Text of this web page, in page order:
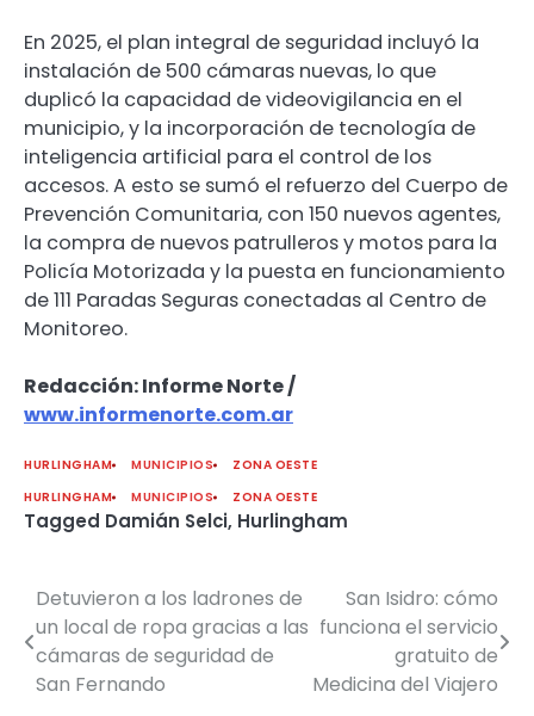
En 2025, el plan integral de seguridad incluyó la
instalación de 500 cámaras nuevas, lo que
duplicó la capacidad de videovigilancia en el
municipio, y la incorporación de tecnología de
inteligencia artificial para el control de los
accesos. A esto se sumó el refuerzo del Cuerpo de
Prevención Comunitaria, con 150 nuevos agentes,
la compra de nuevos patrulleros y motos para la
Policía Motorizada y la puesta en funcionamiento
de 111 Paradas Seguras conectadas al Centro de
Monitoreo.
Redacción: Informe Norte /
www.informenorte.com.ar
HURLINGHAM MUNICIPIOS
ZONA OESTE
HURLINGHAM
MUNICIPIOS ZONA OESTE
Tagged Damián Selci, Hurlingham
Navegación
de
entradas
Detuvieron a los ladrones de
un local de ropa gracias a las
cámaras de seguridad de
San Fernando
San Isidro: cómo
funciona el servicio
gratuito de
Medicina del Viajero